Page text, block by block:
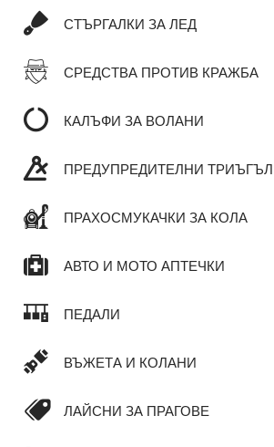
СТЪРГАЛКИ ЗА ЛЕД
СРЕДСТВА ПРОТИВ КРАЖБА
КАЛЪФИ ЗА ВОЛАНИ
ПРЕДУПРЕДИТЕЛНИ
ПРАХОСМУКАЧКИ ЗА КОЛА
АВТО И МОТО АПТЕЧКИ
ПЕДАЛИ
ВЪЖЕТА И КОЛАНИ
ЛАЙСНИ ЗА ПРАГОВЕ